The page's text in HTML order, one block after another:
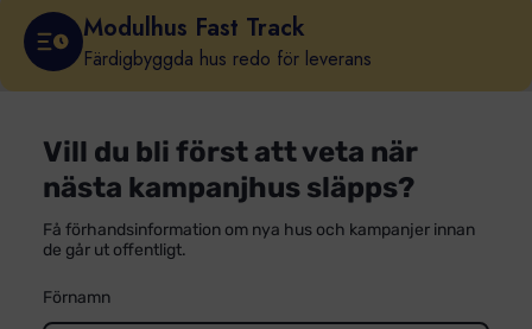
Modulhus Fast Track
Färdigbyggda hus redo för leverans
Vill du bli först att veta när
nästa kampanjhus släpps?
Få förhandsinformation om nya hus och kampanjer innan
de går ut offentligt.
Förnamn